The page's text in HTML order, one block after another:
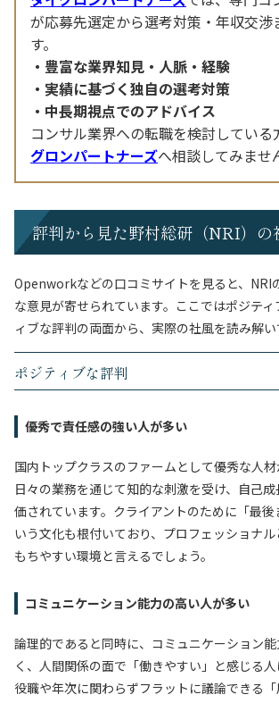
が応募先選定から選考対策・年収交渉
す。
豊富な業界知見・人脈・経験
実績に基づく独自の選考対策
中長期視点でのアドバイス
コンサル業界への転職を検討している
グロンパートナーズへ相談してみませ
評判から見た野村総研（NRI）の
Openworkなどの口コミサイトを見ると、NRI
な意見が寄せられています。ここではポジテ
ィブな評判の両面から、実際の社風を読み解い
ポジティブな評判
優秀で責任感の強い人が多い
国内トップクラスのファームとして優秀な人材
日々の業務を通じて知的な刺激を受け、自己
価されています。クライアントのために「最後
いう文化も根付いており、プロフェッショナ
もちやすい環境と言えるでしょう。
コミュニケーション能力の高い人が多い
論理的であると同時に、コミュニケーション
く、人間関係の面で「働きやすい」と感じる人
役職や年次に関わらずフラットに議論できる